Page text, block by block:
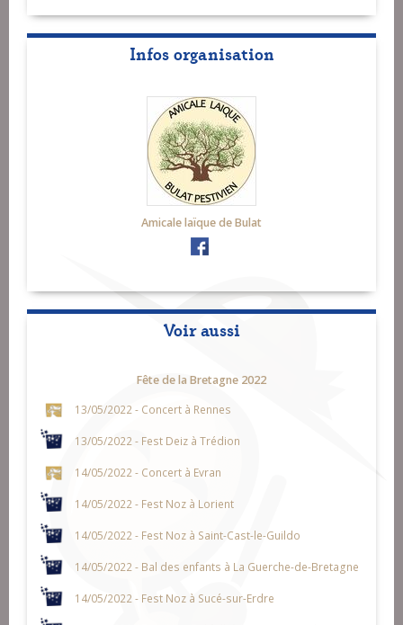
Infos organisation
Amicale laïque de Bulat
Voir aussi
Fête de la Bretagne 2022
13/05/2022 - Concert à Rennes
13/05/2022 - Fest Deiz à Trédion
14/05/2022 - Concert à Evran
14/05/2022 - Fest Noz à Lorient
14/05/2022 - Fest Noz à Saint-Cast-le-Guildo
14/05/2022 - Bal des enfants à La Guerche-de-Bretagne
14/05/2022 - Fest Noz à Sucé-sur-Erdre